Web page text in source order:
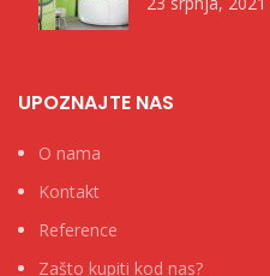
UPOZNAJTE NAS
O nama
Kontakt
Reference
Zašto kupiti kod nas?